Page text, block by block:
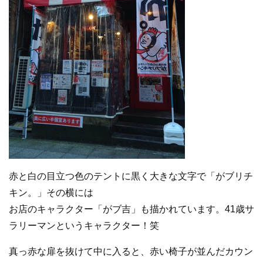
赤と白の目立つ色のテントに黒く大きな文字で「がブリチ
キン。」その横には
お店のキャラクター「がブ吉」も描かれています。41歳サ
ラリーマンというキャラクター！笑
真っ赤な扉を抜けて中に入ると、赤い椅子が並んだカウン